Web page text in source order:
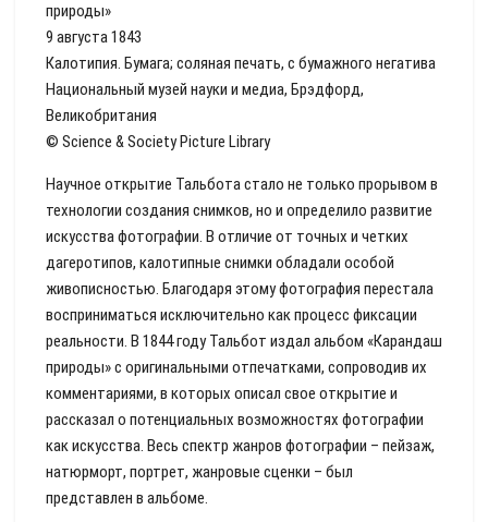
природы»
9 августа 1843
Калотипия. Бумага; соляная печать, с бумажного негатива
Национальный музей науки и медиа, Брэдфорд,
Великобритания
© Science & Society Picture Library
Научное открытие Тальбота стало не только прорывом в
технологии создания снимков, но и определило развитие
искусства фотографии. В отличие от точных и четких
дагеротипов, калотипные снимки обладали особой
живописностью. Благодаря этому фотография перестала
восприниматься исключительно как процесс фиксации
реальности. В 1844 году Тальбот издал альбом «Карандаш
природы» с оригинальными отпечатками, сопроводив их
комментариями, в которых описал свое открытие и
рассказал о потенциальных возможностях фотографии
как искусства. Весь спектр жанров фотографии – пейзаж,
натюрморт, портрет, жанровые сценки – был
представлен в альбоме.